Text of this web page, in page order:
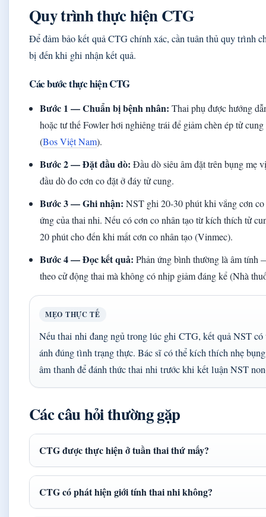
Quy trình thực hiện CTG
Để đảm bảo kết quả CTG chính xác, cần tuân thủ quy trình
bị đến khi ghi nhận kết quả.
Các bước thực hiện CTG
Bước 1 — Chuẩn bị bệnh nhân: Thai phụ được hướng
hoặc tư thế Fowler hơi nghiêng trái để giảm chèn ép tử
(Bos Việt Nam).
Bước 2 — Đặt đầu dò: Đầu dò siêu âm đặt trên bụng mẹ
đầu dò đo cơn co đặt ở đáy tử cung.
Bước 3 — Ghi nhận: NST ghi 20-30 phút khi vắng cơn co
ứng của thai nhi. Nếu có cơn co nhân tạo từ kích thích tử
20 phút cho đến khi mất cơn co nhân tạo (Vinmec).
Bước 4 — Đọc kết quả: Phản ứng bình thường là âm tính
theo cử động thai mà không có nhịp giảm đáng kể (Nhà
MẸO THỰC TẾ
Nếu thai nhi đang ngủ trong lúc ghi CTG, kết quả NST có
ánh đúng tình trạng thực. Bác sĩ có thể kích thích nhẹ
âm thanh để đánh thức thai nhi trước khi kết luận NST
Các câu hỏi thường gặp
CTG được thực hiện ở tuần thai thứ mấy?
CTG có phát hiện giới tính thai nhi không?